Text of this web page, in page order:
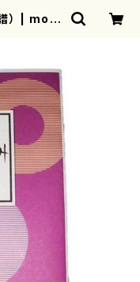
） | moth